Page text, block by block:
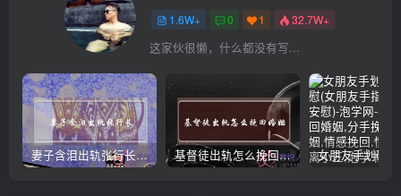
1.6W+ 0 1 32.7W+
这家伙很懒，什么都没有写...
妻子含泪出轨张行长 她说全都是因为家中 基督徒出轨怎么挽回婚姻(基督徒面对出轨婚姻)